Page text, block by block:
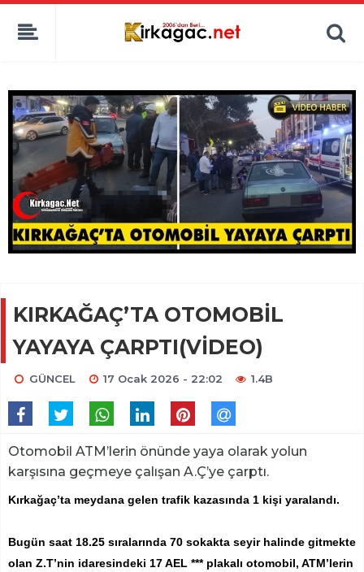
KIRKAĞAÇ’TA OTOMOBİL
YAYAYA ÇARPTI(VİDEO)
GÜNCEL 17 Ocak 2026 - 22:02 1.4B
Otomobil ATM’lerin önünde yaya olarak yolun
karşısına geçmeye çalışan A.Ç’ye çarptı.
Kırkağaç’ta meydana gelen trafik kazasında 1 kişi yaralandı.
Bugün saat 18.25 sıralarında 70 sokakta seyir halinde gitmekte
olan Z.T’nin idaresindeki 17 AEL *** plakalı otomobil, ATM’lerin